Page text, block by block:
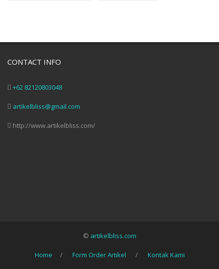
CONTACT INFO
+62 82120803048
artikelbliss@gmail.com
http://www.artikelbliss.com/
© artikelbliss.com
Home Form Order Artikel
Kontak Kami